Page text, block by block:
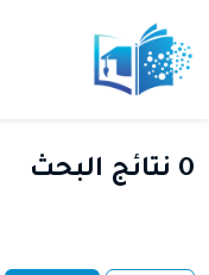
0 نتائج البحث